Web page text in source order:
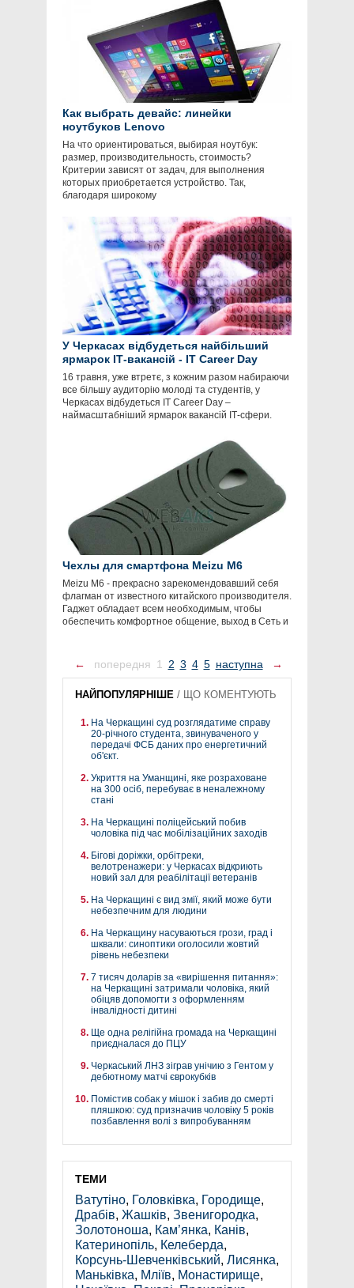
Как выбрать девайс: линейки
ноутбуков Lenovo
На что ориентироваться, выбирая ноутбук:
размер, производительность, стоимость?
Критерии зависят от задач, для выполнения
которых приобретается устройство. Так,
благодаря широкому
У Черкасах відбудеться найбільший
ярмарок ІТ-вакансій - IT Career Day
16 травня, уже втретє, з кожним разом набираючи
все більшу аудиторію молоді та студентів, у
Черкасах відбудеться ІТ Career Day –
наймасштабніший ярмарок вакансій ІТ-сфери.
Чехлы для смартфона Meizu M6
Meizu M6 - прекрасно зарекомендовавший себя
флагман от известного китайского производителя.
Гаджет обладает всем необходимым, чтобы
обеспечить комфортное общение, выход в Сеть и
← попередня 1 2 3 4 5 наступна →
НАЙПОПУЛЯРНІШЕ / ЩО КОМЕНТУЮТЬ
На Черкащині суд розглядатиме справу
20-річного студента, звинуваченого у
передачі ФСБ даних про енергетичний
об'єкт.
Укриття на Уманщині, яке розраховане
на 300 осіб, перебуває в неналежному
стані
На Черкащині поліцейський побив
чоловіка під час мобілізаційних заходів
Бігові доріжки, орбітреки,
велотренажери: у Черкасах відкриють
новий зал для реабілітації ветеранів
На Черкащині є вид змії, який може бути
небезпечним для людини
На Черкащину насуваються грози, град і
шквали: синоптики оголосили жовтий
рівень небезпеки
7 тисяч доларів за «вирішення питання»:
на Черкащині затримали чоловіка, який
обіцяв допомогти з оформленням
інвалідності дитині
Ще одна релігійна громада на Черкащині
приєдналася до ПЦУ
Черкаський ЛНЗ зіграв унічию з Гентом у
дебютному матчі єврокубків
Помістив собак у мішок і забив до смерті
пляшкою: суд призначив чоловіку 5 років
позбавлення волі з випробуванням
ТЕМИ
Ватутіно, Головківка, Городище,
Драбів, Жашків, Звенигородка,
Золотоноша, Кам’янка, Канів,
Катеринопіль, Келеберда,
Корсунь-Шевченківський, Лисянка,
Маньківка, Мліїв, Монастирище,